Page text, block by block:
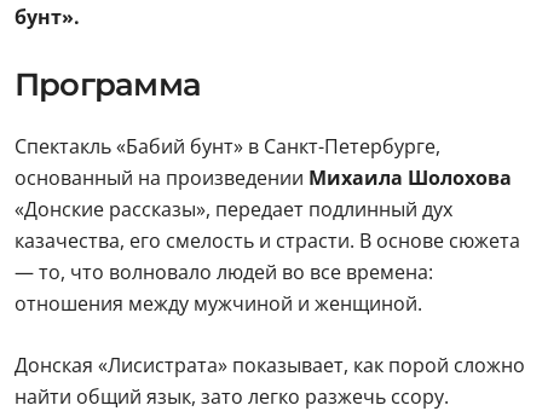
бунт».
Программа
Спектакль «Бабий бунт» в Санкт-Петербурге,
основанный на произведении Михаила Шолохова
«Донские рассказы», передает подлинный дух
казачества, его смелость и страсти. В основе сюжета
— то, что волновало людей во все времена:
отношения между мужчиной и женщиной.
Донская «Лисистрата» показывает, как порой сложно
найти общий язык, зато легко разжечь ссору.